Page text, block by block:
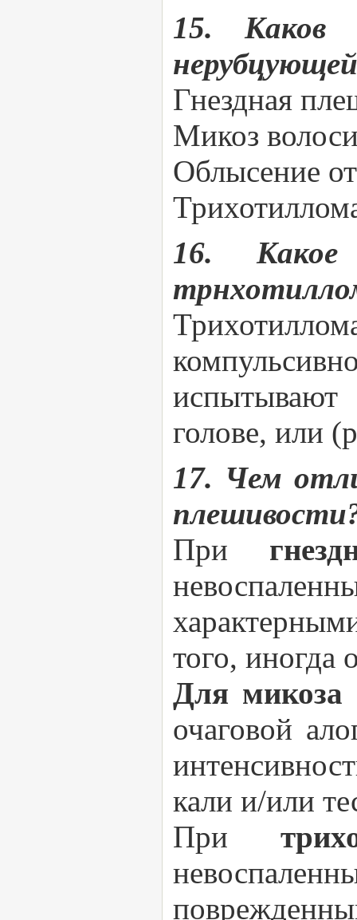
15. Каков
Гнездная
Микоз
Облысение
16. Какое
голове, или
17. Чем
При
того, иногда
Для микоза
очаговой
кали и/или
При